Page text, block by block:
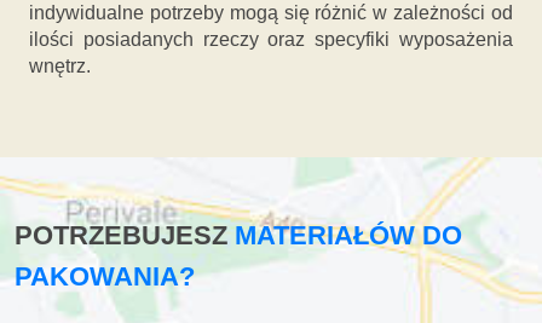
indywidualne potrzeby mogą się różnić w zależności od
ilości posiadanych rzeczy oraz specyfiki wyposażenia
wnętrz.
POTRZEBUJESZMATERIAŁÓW DO
PAKOWANIA?